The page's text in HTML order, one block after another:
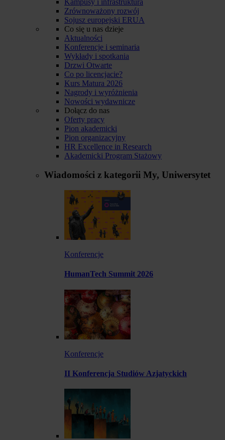
Zrównoważony rozwój
Sojusz europejski ERUA
Co się u nas dzieje
Aktualności
Konferencje i seminaria
Wykłady i spotkania
Drzwi Otwarte
Co po licencjacie?
Kurs Matura 2026
Nagrody i wyróżnienia
Nowości wydawnicze
Dołącz do nas
Oferty pracy
Pion akademicki
Pion organizacyjny
HR Excellence in Research
Akademicki Program Stażowy
Wiadomości z kategorii My, Uniwersytet
Konferencje
HumanTech Summit 2026
Konferencje
II Konferencja Studiów Azjatyckich